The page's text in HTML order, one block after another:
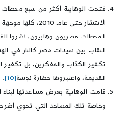
فتحت الوهابية أكثر من سبع محطات
الانتشار حتى عام
المحطات مصريون وهابيون، نشروا
النقاب بين سيدات مصر كالنار في
تكفير الكتّاب والمفكرين، بل تكفير
القديمة، واعتبروها حضارة نجسة[10]
.
قامت الوهابية بعرض مساعدتها لبناء
وخاصة تلك المساجد التي تحوي أضرحة